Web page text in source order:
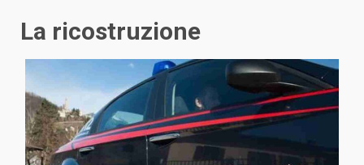
La ricostruzione